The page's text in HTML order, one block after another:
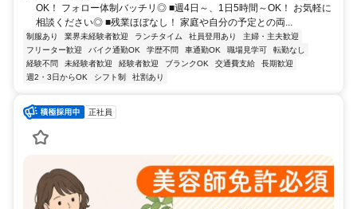
OK！ フォロー体制バッチリ◎ ■週4日～、1日5時間～OK！ お気軽に
相談ください◎ ■残業ほぼなし！ 家庭や自分の予定との両...
制服あり 業界未経験者歓迎 ランチタイム 社員登用あり
主婦・主夫歓迎
フリーター歓迎
バイク通勤OK 学歴不問 車通勤OK 職場見学可
転勤なし
経験不問
未経験者歓迎 経験者歓迎 ブランクOK 交通費支給
長期歓迎
週2・3日からOK
シフト制 社割あり
正社員